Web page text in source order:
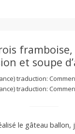
et soupe
traduction:
traduction:
le gâteau ballon,